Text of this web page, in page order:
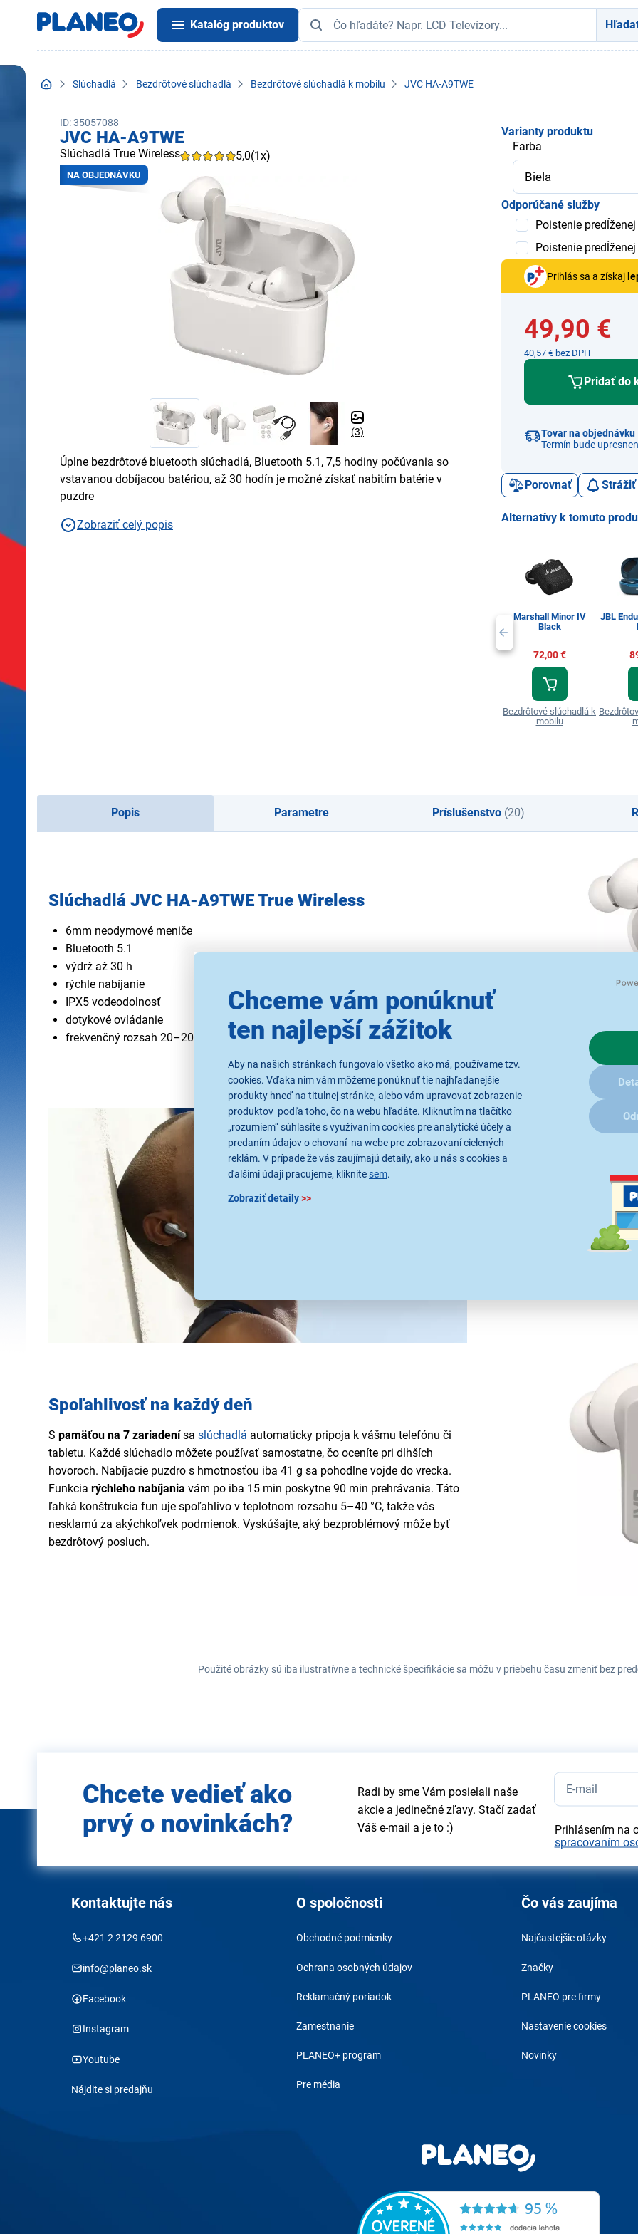
Chceme vám ponúknuť
ten najlepší zážitok
Aby na našich stránkach fungovalo všetko ako má, používame tzv.
cookies. Vďaka nim vám môžeme ponúknuť tie najhľadanejšie
produkty hneď na titulnej stránke, alebo vám upravovať zobrazenie
produktov podľa toho, čo na webu hľadáte. Kliknutím na tlačítko
„rozumiem“ súhlasíte s využívaním cookies pre analytické účely a
predaním údajov o chovaní na webe pre zobrazovaní cielených
reklám. V prípade že vás zaujímajú detaily, ako u nás s cookies a
ďalšími údaji pracujeme, kliknite sem.
Zobraziť detaily>>
Katalóg produktov
Slúchadlá Bezdrôtové slúchadlá Bezdrôtové slúchadlá k mobilu JVC HA-A9TWE
ID: 35057088
JVC HA-A9TWE
Slúchadlá True Wireless 5,0(1x)
NA OBJEDNÁVKU
(3)
Úplne bezdrôtové bluetooth slúchadlá, Bluetooth 5.1, 7,5 hodiny počúvania so
vstavanou dobíjacou batériou, až 30 hodín je možné získať nabitím batérie v
puzdre
Zobraziť celý popis
Varianty produktu
Farba
Odporúčané služby
Poistenie
Poistenie
Prihlás sa a získaj
49,90 €
40,57 € bez DPH
Pridať do
Tovar na objednávku
Termín bude
Porovnať Strážiť
Alternatívy k tomuto
Marshall Minor IV
Black
72,00 €
Bezdrôtové slúchadlá k
mobilu
JBL
Popis Parametre Príslušenstvo(20)
Slúchadlá JVC HA-A9TWE True Wireless
6mm neodymové meniče
Bluetooth 5.1
výdrž až 30 h
rýchle nabíjanie
IPX5 vodeodolnosť
dotykové ovládanie
frekvenčný rozsah 20–20 000 Hz
Hudba všade s vami
neodymovým
Wireless čistý a vyvážený
silikónových nástavcov
ovládanie umožňuje
proti
alebo za dažďa. Objavte
Spoľahlivosť na každý deň
S pamäťou na 7 zariadenísa slúchadlá automaticky pripoja k vášmu telefónu či
tabletu. Každé slúchadlo môžete používať samostatne, čo oceníte pri dlhších
hovoroch. Nabíjacie puzdro s hmotnosťou iba 41 g sa pohodlne vojde do vrecka.
Funkcia rýchleho nabíjania vám po iba 15 min poskytne 90 min prehrávania. Táto
ľahká konštrukcia fun uje spoľahlivo v teplotnom rozsahu 5–40 °C, takže vás
nesklamú za akýchkoľvek podmienok. Vyskúšajte, aký bezproblémový môže byť
bezdrôtový posluch.
Použité obrázky sú iba ilustratívne a technické špecifikácie sa môžu v priebehu času zmeniť bez
e-mail
Chcete vedieť ako
prvý o novinkách?
Radi by sme Vám posielali naše
akcie a jedinečné zľavy. Stačí zadať
Váš e-mail a je to :)
Prihlásením na
spracovaním
Kontaktujte nás
+421 2 2129 6900
info@planeo.sk
Facebook
Instagram
Youtube
Nájdite si predajňu
O spoločnosti
Obchodné podmienky
Ochrana osobných údajov
Reklamačný poriadok
Zamestnanie
PLANEO+ program
Pre média
Čo vás zaujíma
Najčastejšie otázky
Značky
PLANEO pre firmy
Nastavenie cookies
Novinky